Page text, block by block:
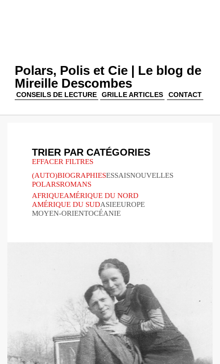
Polars, Polis et Cie | Le blog de
Mireille Descombes
CONSEILS DE LECTURE GRILLE ARTICLES CONTACT
TRIER PAR CATÉGORIES
EFFACER FILTRES
(AUTO)BIOGRAPHIESESSAISNOUVELLES
POLARSROMANS
AFRIQUEAMÉRIQUE DU NORD
AMÉRIQUE DU SUDASIEEUROPE
MOYEN-ORIENTOCÉANIE